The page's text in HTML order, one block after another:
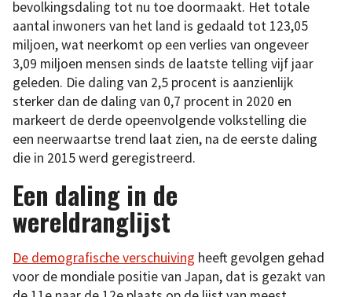
bevolkingsdaling tot nu toe doormaakt. Het totale
aantal inwoners van het land is gedaald tot 123,05
miljoen, wat neerkomt op een verlies van ongeveer
3,09 miljoen mensen sinds de laatste telling vijf jaar
geleden. Die daling van 2,5 procent is aanzienlijk
sterker dan de daling van 0,7 procent in 2020 en
markeert de derde opeenvolgende volkstelling die
een neerwaartse trend laat zien, na de eerste daling
die in 2015 werd geregistreerd.
Een daling in de
wereldranglijst
De demografische verschuiving heeft gevolgen gehad
voor de mondiale positie van Japan, dat is gezakt van